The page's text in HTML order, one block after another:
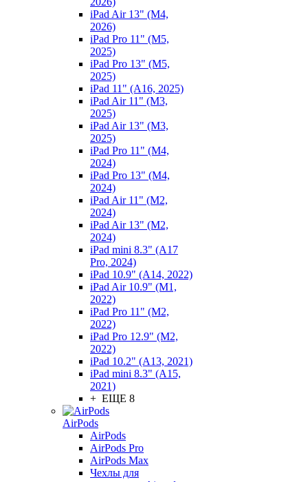
iPad Air 13" (M4,
2026)
iPad Pro 11" (M5,
2025)
iPad Pro 13" (M5,
2025)
iPad 11" (A16, 2025)
iPad Air 11" (M3,
2025)
iPad Air 13" (M3,
2025)
iPad Pro 11" (M4,
2024)
iPad Pro 13" (M4,
2024)
iPad Air 11" (M2,
2024)
iPad Air 13" (M2,
2024)
iPad mini 8.3" (A17
Pro, 2024)
iPad 10.9" (A14, 2022)
iPad Air 10.9" (M1,
2022)
iPad Pro 11" (M2,
2022)
iPad Pro 12.9" (M2,
2022)
iPad 10.2" (A13, 2021)
iPad mini 8.3" (A15,
2021)
+ ЕЩЕ 8
AirPods
AirPods
AirPods Pro
AirPods Max
Чехлы для